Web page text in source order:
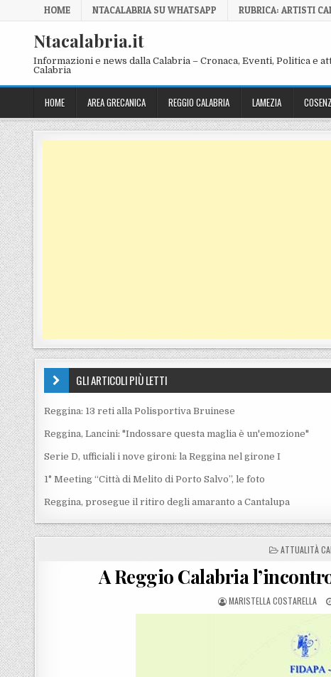
Skip to content
HOME NTACALABRIA SU WHATSAPP RUBRICA: ARTISTI
Ntacalabria.it
Informazioni e news dalla Calabria – Cronaca, Eventi, Politica e
Calabria
HOME AREA GRECANICA REGGIO CALABRIA LAMEZIA
GLI ARTICOLI PIÙ LETTI
Reggina: 13 reti alla Polisportiva Bruinese
Reggina, Lancini: "Indossare questa maglia è un'emozione"
Serie D, ufficiali i nove gironi: la Reggina nel girone I
1° Meeting “Città di Melito di Porto Salvo”, le foto
Reggina, prosegue il ritiro degli amaranto a Cantalupa
POSTED IN
ATTUALITÀ
A Reggio Calabria
POSTED BY
MARISTELLA COSTARELLA